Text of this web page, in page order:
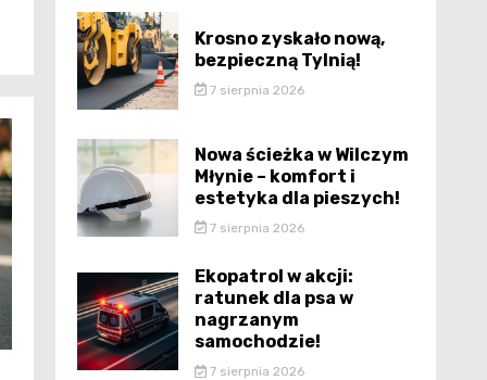
Krosno zyskało nową,
bezpieczną Tylnią!
7 sierpnia 2026
Nowa ścieżka w Wilczym
Młynie – komfort i
estetyka dla pieszych!
7 sierpnia 2026
Ekopatrol w akcji:
ratunek dla psa w
nagrzanym
samochodzie!
7 sierpnia 2026